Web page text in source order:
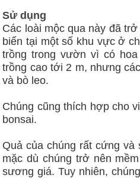
Sử dụng
Các loài mộc qua này đã
biến tại một số khu vực ở
trồng trong vườn vì có
trồng cao tới 2 m, nhưng
và bò leo.
Chúng cũng thích hợp cho
bonsai.
Quả của chúng rất cứng
mặc dù chúng trở nên
sương giá. Tuy nhiên,